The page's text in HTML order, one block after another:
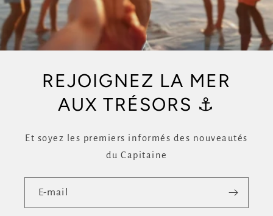
REJOIGNEZ LA MER
AUX TRÉSORS ⚓
Et soyez les premiers informés des nouveautés
du Capitaine
E-mail